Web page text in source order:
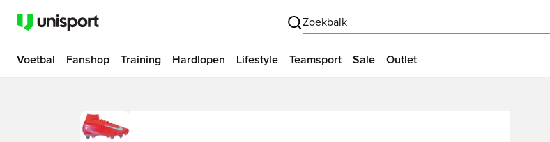
Zoekbalk
Voetbal Fanshop Training Hardlopen Lifestyle Teamsport Sale Outlet